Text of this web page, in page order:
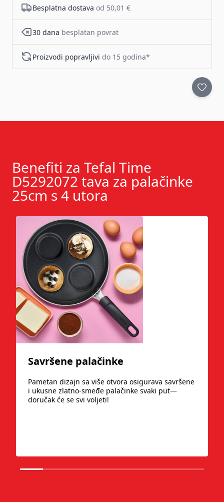
Besplatna dostava od 50,01 €
30 dana besplatan povrat
Proizvodi popravljivi do 15 godina*
Benefiti za Tefal Time
D5292072 tava za palačinke
25cm s 4 utora
Savršene palačinke
Pametan dizajn sa više otvora osigurava savršene
i ukusne zlatno-smeđe palačinke svaki put—
doručak će se svi voljeti!